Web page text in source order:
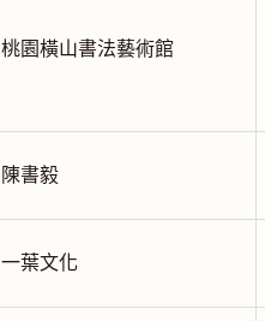
桃園橫山書法藝術館
陳書毅
一葉文化